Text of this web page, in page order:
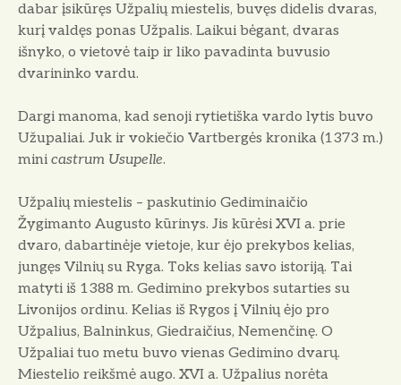
dabar įsikūręs Užpalių miestelis, buvęs didelis dvaras,
kurį valdęs ponas Užpalis. Laikui bėgant, dvaras
išnyko, o vietovė taip ir liko pavadinta buvusio
dvarininko vardu.
Dargi manoma, kad senoji rytietiška vardo lytis buvo
Užupaliai. Juk ir vokiečio Vartbergės kronika (1373 m.)
mini castrum Usupelle.
Užpalių miestelis – paskutinio Gediminaičio
Žygimanto Augusto kūrinys. Jis kūrėsi XVI a. prie
dvaro, dabartinėje vietoje, kur ėjo prekybos kelias,
jungęs Vilnių su Ryga. Toks kelias savo istoriją. Tai
matyti iš 1388 m. Gedimino prekybos sutarties su
Livonijos ordinu. Kelias iš Rygos į Vilnių ėjo pro
Užpalius, Balninkus, Giedraičius, Nemenčinę. O
Užpaliai tuo metu buvo vienas Gedimino dvarų.
Miestelio reikšmė augo. XVI a. Užpalius norėta